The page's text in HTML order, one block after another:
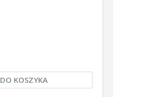
DO KOSZYKA